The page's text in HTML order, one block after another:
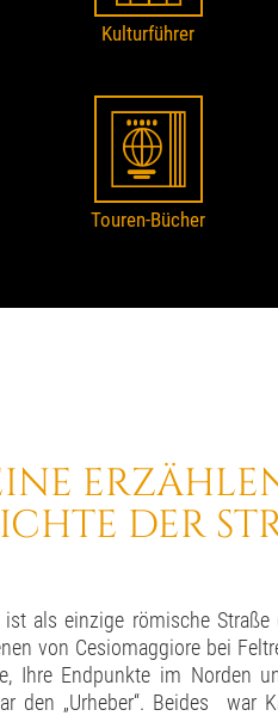
Kulturführer
Touren-Bücher
DER
ist als einzige römische
von Cesiomaggiore bei
Ihre Endpunkte im Norden
den „Urheber“. Beides war